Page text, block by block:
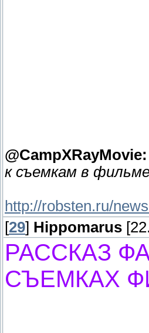
@CampXRayMovie:
к съемкам в
http://robsten.ru/
[29] Hippomarus
РАССКАЗ
СЪЕМКАХ